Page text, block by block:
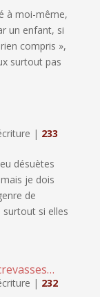
à moi-même,
un enfant, si
compris »,
surtout pas
| 233
désuètes
je dois
de
surtout si elles
| 232